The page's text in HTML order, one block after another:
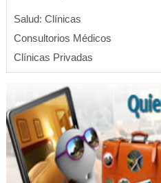
Salud: Clínicas
Consultorios Médicos
Clínicas Privadas
Clínicas particulares
Laboratorios Clínicos
Laboratorios de Análisis Clínicos
Medicina Estética
Plasma rico en plaquetas
Consultorio Dental